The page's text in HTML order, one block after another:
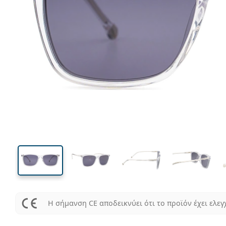
Μήκος σκελετού
42 mm
Ύψος φακού Μήκος φακού
Μήκος
Η σήμανση CE αποδεικνύει ότι το προϊόν έχει